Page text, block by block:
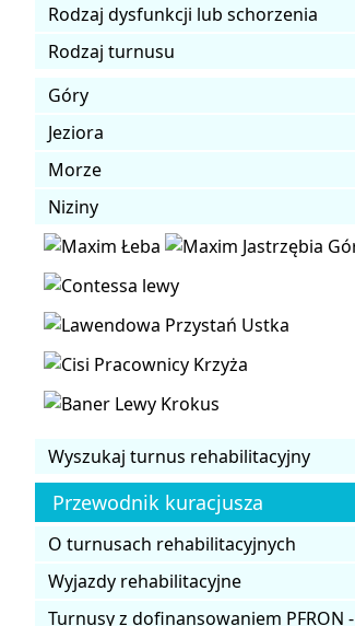
Rodzaj dysfunkcji lub schorzenia
Rodzaj turnusu
Góry
Jeziora
Morze
Niziny
Wyszukaj turnus rehabilitacyjny
Przewodnik kuracjusza
O turnusach rehabilitacyjnych
Wyjazdy rehabilitacyjne
Turnusy z dofinansowaniem PFRON -